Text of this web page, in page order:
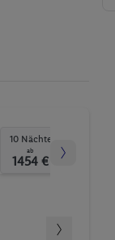
10 Nächte
ab
1454 €